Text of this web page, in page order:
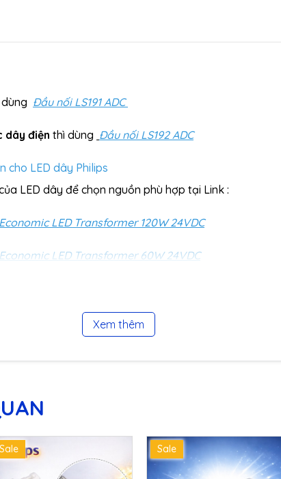
Đầu nối LS191 ADC
dây điện thì dùng Đầu nối LS192 ADC
cho LED dây Philips
LED dây để chọn nguồn phù hợp tại Link :
LED Transformer 120W 24VDC
LED Transformer 60W 24VDC
sáng ổn định
Xem thêm
Sale Sale